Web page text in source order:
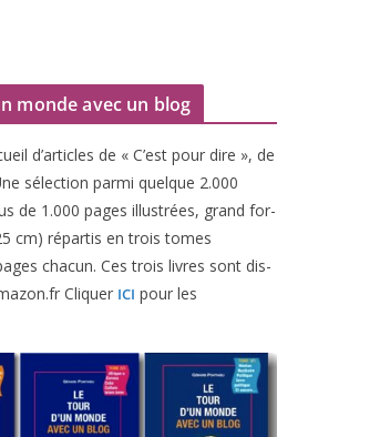
monde avec un blog
d’ar­ticles de « C’est pour dire », de
sélec­tion par­mi quelque 2.000
de 1 .000 pages illus­trées, grand for­
cm) répar­tis en trois tomes
cha­cun. Ces trois livres sont dis­
Cliquer ICI pour les